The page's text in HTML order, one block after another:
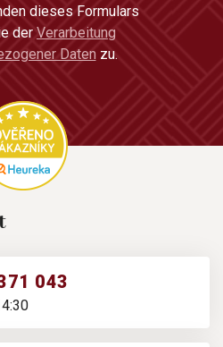
dieses Formulars
der Verarbeitung
Daten zu.
043